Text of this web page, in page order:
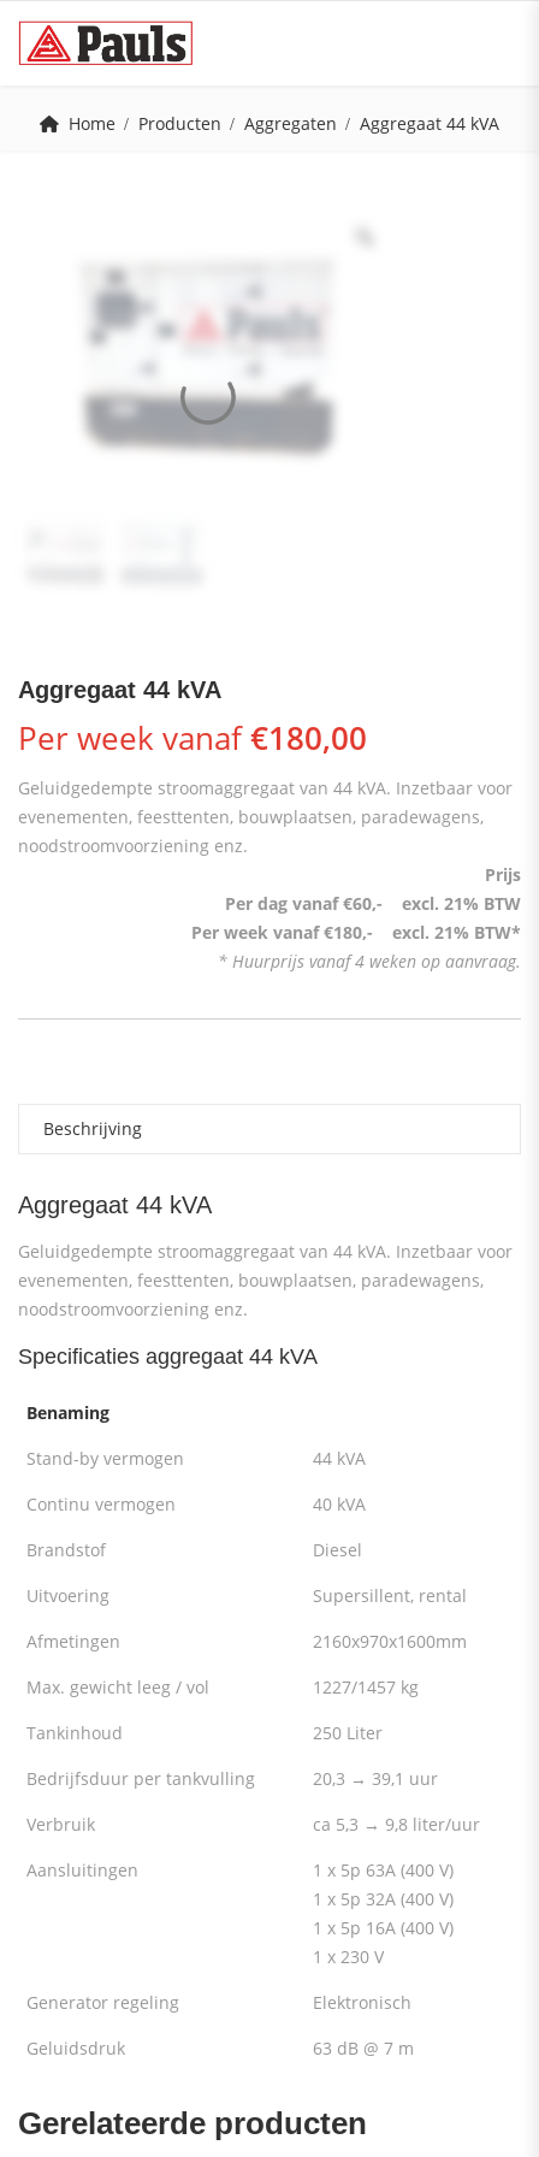
Home Producten Aggregaten Aggregaat 44 kVA
Aggregaat 44 kVA
Per week vanaf€180,00
Geluidgedempte stroomaggregaat van 44 kVA. Inzetbaar voor
evenementen, feesttenten, bouwplaatsen, paradewagens,
noodstroomvoorziening enz.
Prijs
Per dag vanaf €60,- excl. 21% BTW
Per week vanaf €180,- excl. 21% BTW*
* Huurprijs vanaf 4 weken op aanvraag.
Beschrijving
Aggregaat 44 kVA
Geluidgedempte stroomaggregaat van 44 kVA. Inzetbaar voor
evenementen, feesttenten, bouwplaatsen, paradewagens,
noodstroomvoorziening enz.
Specificaties aggregaat 44 kVA
Benaming
Stand-by vermogen
44 kVA
Continu vermogen
40 kVA
Brandstof
Diesel
Uitvoering
Supersillent, rental
Afmetingen
2160x970x1600mm
Max. gewicht leeg / vol
1227/1457 kg
Tankinhoud
250 Liter
Bedrijfsduur per tankvulling
20,3 → 39,1 uur
Verbruik
ca 5,3 → 9,8 liter/uur
Aansluitingen
1 x 5p 63A (400 V)
1 x 5p 32A (400 V)
1 x 5p 16A (400 V)
1 x 230 V
Generator regeling
Elektronisch
Geluidsdruk
63 dB @ 7 m
Gerelateerde producten